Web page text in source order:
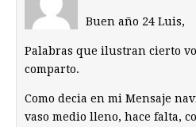
Buen año 24 Luis,
Palabras que ilustran cierto
comparto.
Como decia en mi Mensaje
vaso medio lleno, hace falta,